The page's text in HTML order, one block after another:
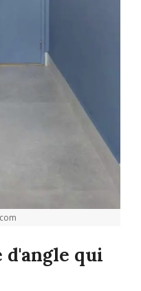
d'angle qui